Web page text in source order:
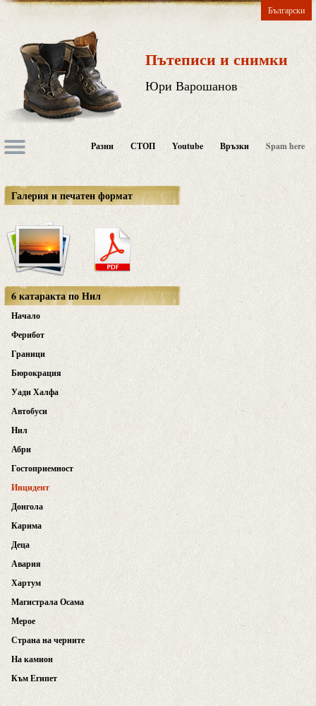
Български
Пътеписи и снимки
Юри Варошанов
Разни СТОП Youtube Връзки Spam here
Галерия и печатен формат
6 катаракта по Нил
Начало
Ферибот
Граници
Бюрокрация
Уади Халфа
Автобуси
Нил
Абри
Гостоприемност
Инцидент
Донгола
Карима
Деца
Авария
Хартум
Магистрала Осама
Мерое
Страна на черните
На камион
Към Египет